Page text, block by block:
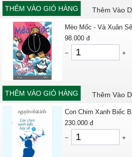
THÊM VÀO GIỎ HÀNG Thêm Vào
Mèo Mốc - Và Xuân
98.000 đ
−
+
THÊM VÀO GIỎ HÀNG Thêm Vào
Con Chim Xanh Biếc
230.000 đ
−
+